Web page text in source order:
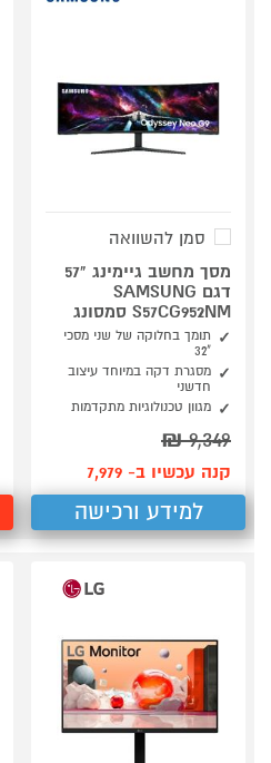
סמן להשוואה
מסך מחשב גיימינג "57
דגם SAMSUNG
S57CG952NM סמסונג
תומך בחלוקה של שני מסכי
"32
מסגרת דקה במיוחד עיצוב
חדשני
מגוון טכנולוגיות מתקדמות
9,349
₪
קנה עכשיו ב- 7,979
למידע ורכישה